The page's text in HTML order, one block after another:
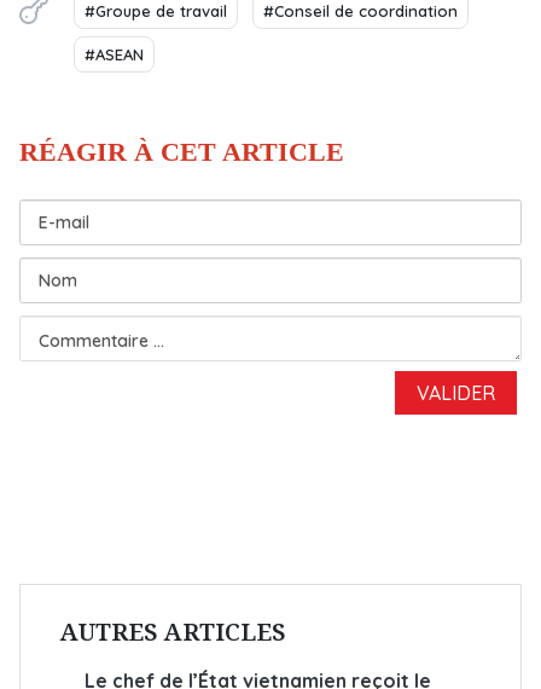
#Groupe de travail #Conseil de coordination
#ASEAN
AUTRES ARTICLES
Le chef de l’État vietnamien reçoit le